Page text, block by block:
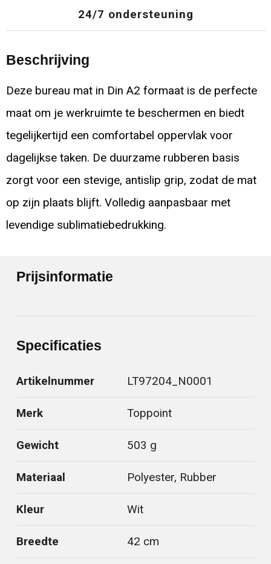
24/7 ondersteuning
Beschrijving
Deze bureau mat in Din A2 formaat is de perfecte
maat om je werkruimte te beschermen en biedt
tegelijkertijd een comfortabel oppervlak voor
dagelijkse taken. De duurzame rubberen basis
zorgt voor een stevige, antislip grip, zodat de mat
op zijn plaats blijft. Volledig aanpasbaar met
levendige sublimatiebedrukking.
Prijsinformatie
Specificaties
Artikelnummer LT97204_N0001
Merk Toppoint
Gewicht 503 g
Materiaal Polyester, Rubber
Kleur Wit
Breedte 42 cm